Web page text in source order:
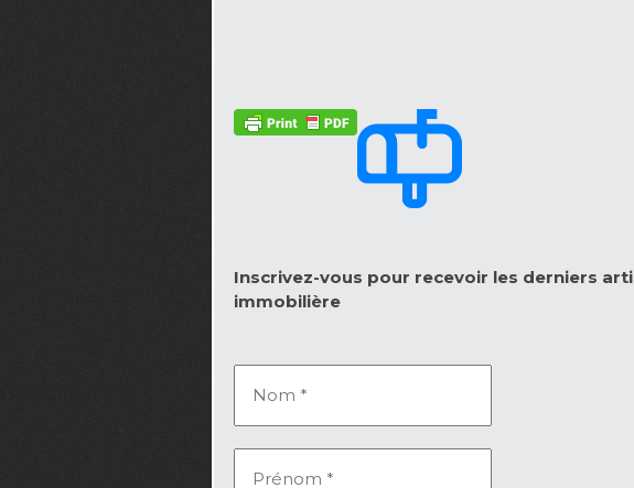
Inscrivez-vous pour recevoir les derniers
immobilière